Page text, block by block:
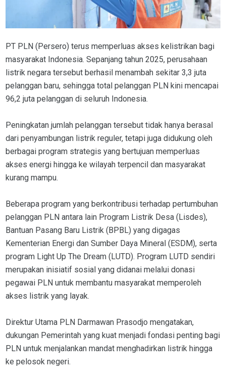
PT PLN (Persero) terus memperluas akses kelistrikan bagi
masyarakat Indonesia. Sepanjang tahun 2025, perusahaan
listrik negara tersebut berhasil menambah sekitar 3,3 juta
pelanggan baru, sehingga total pelanggan PLN kini mencapai
96,2 juta pelanggan di seluruh Indonesia.
Peningkatan jumlah pelanggan tersebut tidak hanya berasal
dari penyambungan listrik reguler, tetapi juga didukung oleh
berbagai program strategis yang bertujuan memperluas
akses energi hingga ke wilayah terpencil dan masyarakat
kurang mampu.
Beberapa program yang berkontribusi terhadap pertumbuhan
pelanggan PLN antara lain Program Listrik Desa (Lisdes),
Bantuan Pasang Baru Listrik (BPBL) yang digagas
Kementerian Energi dan Sumber Daya Mineral (ESDM), serta
program Light Up The Dream (LUTD). Program LUTD sendiri
merupakan inisiatif sosial yang didanai melalui donasi
pegawai PLN untuk membantu masyarakat memperoleh
akses listrik yang layak.
Direktur Utama PLN Darmawan Prasodjo mengatakan,
dukungan Pemerintah yang kuat menjadi fondasi penting bagi
PLN untuk menjalankan mandat menghadirkan listrik hingga
ke pelosok negeri.